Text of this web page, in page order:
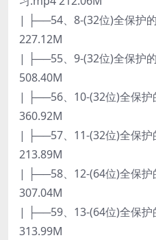
| ├──54、8-(32位)全保护
227.12M
| ├──55、9-(32位)全保护
508.40M
| ├──56、10-(32位)全保
360.92M
| ├──57、11-(32位)全保
213.89M
| ├──58、12-(64位)全保
307.04M
| ├──59、13-(64位)全保
313.99M